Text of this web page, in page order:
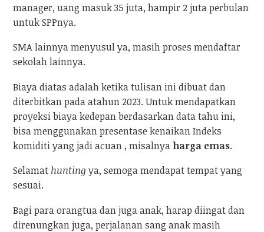
manager, uang masuk 35 juta, hampir 2 juta perbulan
untuk SPPnya.
SMA lainnya menyusul ya, masih proses mendaftar
sekolah lainnya.
Biaya diatas adalah ketika tulisan ini dibuat dan
diterbitkan pada atahun 2023. Untuk mendapatkan
proyeksi biaya kedepan berdasarkan data tahu ini,
bisa menggunakan presentase kenaikan Indeks
komiditi yang jadi acuan , misalnya harga emas.
Selamat huntingya, semoga mendapat tempat yang
sesuai.
Bagi para orangtua dan juga anak, harap diingat dan
direnungkan juga, perjalanan sang anak masih